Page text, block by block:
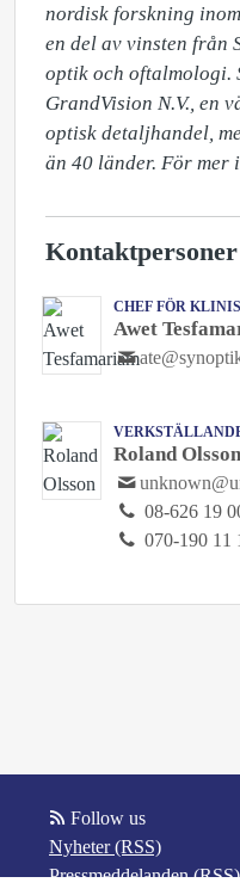
nordisk forskning
en del av vinsten från
optik och oftalmologi.
GrandVision N.V., en
optisk detaljhandel,
än 40 länder. För mer
Kontaktpersoner
CHEF FÖR
Awet
Roland Olsson
08-626 19
070-190 11
Follow us
Nyheter (RSS)
Pressmeddelanden (RSS)